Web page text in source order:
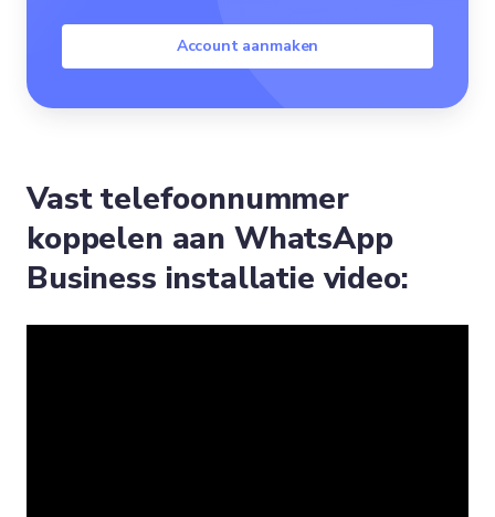
Account aanmaken
Vast telefoonnummer
koppelen aan WhatsApp
Business installatie video: